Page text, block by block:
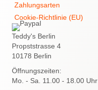
Zahlungsarten
Cookie-Richtlinie (EU)
Teddy's Berlin
Propststrasse 4
10178 Berlin
Öffnungszeiten:
Mo. - Sa. 11.00 - 18.00 Uhr